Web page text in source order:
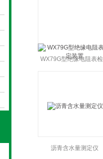
WX79G型绝缘电阻表
沥青含水量测定仪